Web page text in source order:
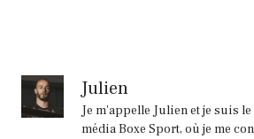
Julien
Je m'appelle Julien et je suis
média Boxe Sport, où je me